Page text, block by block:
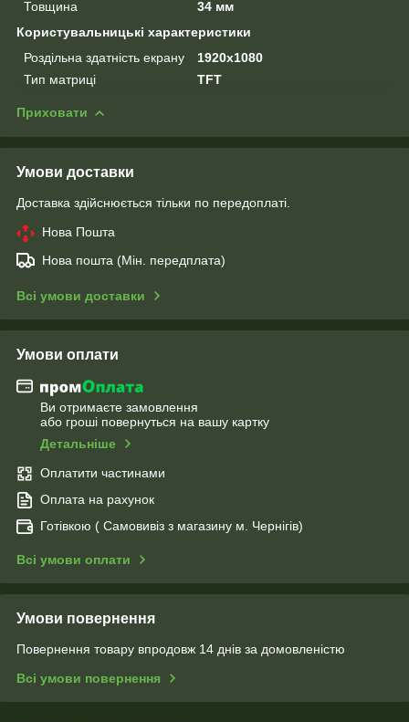
Товщина
34 мм
Користувальницькі характеристики
Роздільна здатність екрану
1920x1080
Тип матриці
TFT
Приховати
Умови доставки
Доставка здійснюється тільки по передоплаті.
Нова Пошта
Нова пошта (Мін. передплата)
Всі умови доставки
Умови оплати
Ви отримаєте замовлення
або гроші повернуться на вашу картку
Детальніше
Оплатити частинами
Оплата на рахунок
Готівкою ( Самовивіз з магазину м. Чернігів)
Всі умови оплати
Умови повернення
Повернення товару впродовж 14 днів за домовленістю
Всі умови повернення